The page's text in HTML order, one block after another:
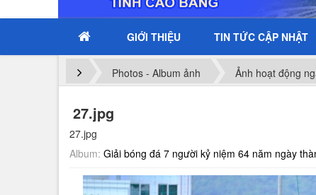
GIỚI THIỆU TIN TỨC CẬP NHẬT
Photos - Album ảnh Ảnh hoạt động
27.jpg
27.jpg
Album: Giải bóng đá 7 người kỷ niệm 64 năm ngày